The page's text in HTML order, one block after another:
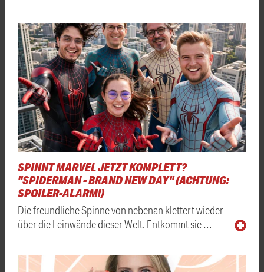
SPINNT MARVEL JETZT KOMPLETT?
"SPIDERMAN - BRAND NEW DAY" (ACHTUNG:
SPOILER-ALARM!)
Die freundliche Spinne von nebenan klettert wieder
über die Leinwände dieser Welt. Entkommt sie …